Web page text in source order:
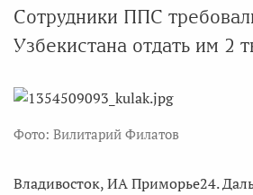
Сотрудники ППС
Узбекистана отдать им 2
Фото: Вилитарий Филатов
Владивосток, ИА Приморье24.